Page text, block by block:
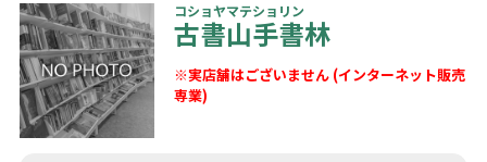
コショヤマテショリン
古書山手書林
※実店舗はございません (インターネット販売
専業)